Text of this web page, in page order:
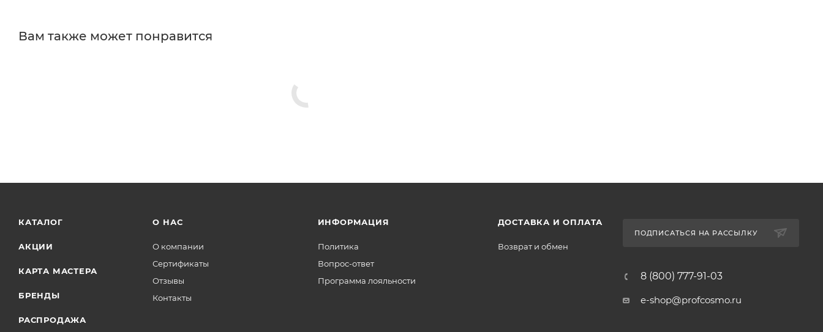
Вам также может понравится
КАТАЛОГ
АКЦИИ
КАРТА МАСТЕРА
БРЕНДЫ
РАСПРОДАЖА
О НАС
О компании
Сертификаты
Отзывы
Контакты
ИНФОРМАЦИЯ
Политика
Вопрос-ответ
Программа лояльности
ДОСТАВКА И ОПЛАТА
Возврат и обмен
ПОДПИСАТЬСЯ НА РАССЫЛКУ
8 (800) 777-91-03
e-shop@profcosmo.ru